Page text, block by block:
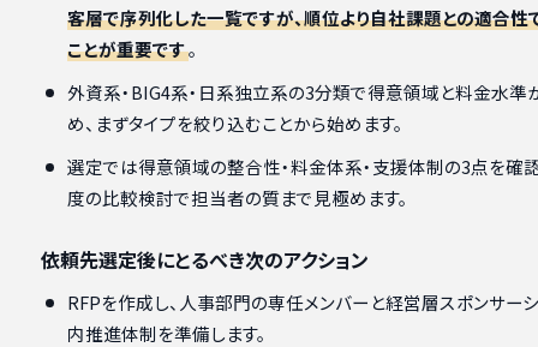
客層で序列化した一覧ですが、順位より自社課題との適合性
ことが重要です。
外資系・BIG4系・日系独立系の3分類で得意領域と料金水準
め、まずタイプを絞り込むことから始めます。
選定では得意領域の整合性・料金体系・支援体制の3点を確
度の比較検討で担当者の質まで見極めます。
依頼先選定後にとるべき次のアクション
RFPを作成し、人事部門の専任メンバーと経営層スポンサー
内推進体制を準備します。